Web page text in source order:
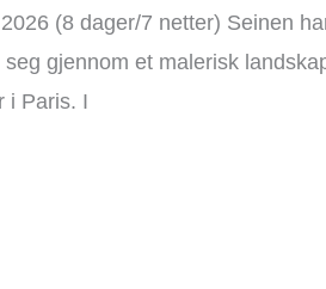
(8 dager/7 netter) Seinen
gjennom et malerisk
i Paris. I